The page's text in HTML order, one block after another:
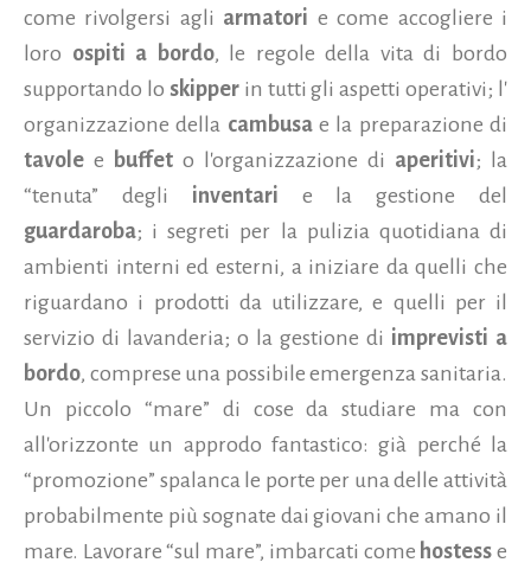
come rivolgersi agli armatori e come accogliere i
loro ospiti a bordo, le regole della vita di bordo
supportando lo skipperin tutti gli aspetti operativi; l'
organizzazione della cambusae la preparazione di
tavole e buffet o l'organizzazione di aperitivi; la
“tenuta” degli inventari e la gestione del
guardaroba; i segreti per la pulizia quotidiana di
ambienti interni ed esterni, a iniziare da quelli che
riguardano i prodotti da utilizzare, e quelli per il
servizio di lavanderia; o la gestione di imprevisti a
bordo, comprese una possibile emergenza sanitaria.
Un piccolo “mare” di cose da studiare ma con
all'orizzonte un approdo fantastico: già perché la
“promozione” spalanca le porte per una delle attività
probabilmente più sognate dai giovani che amano il
mare. Lavorare “sul mare”, imbarcati come hostess e